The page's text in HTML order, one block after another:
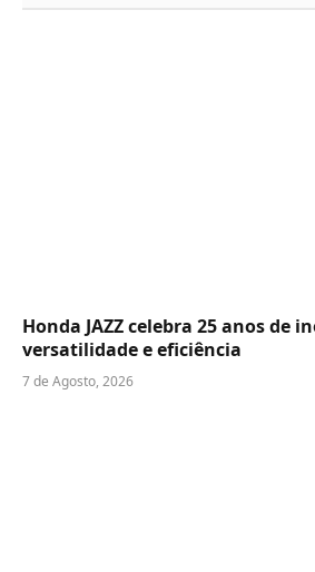
Honda JAZZ celebra 25 anos de
versatilidade e eficiência
7 de Agosto, 2026